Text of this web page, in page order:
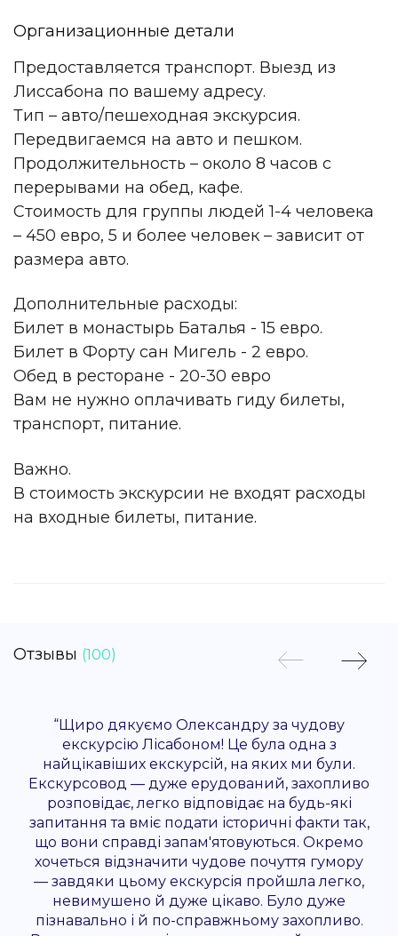
Организационные детали
Предоставляется транспорт. Выезд из
Лиссабона по вашему адресу.
Тип – авто/пешеходная экскурсия.
Передвигаемся на авто и пешком.
Продолжительность – около 8 часов с
перерывами на обед, кафе.
Стоимость для группы людей 1-4 человека
– 450 евро, 5 и более человек – зависит от
размера авто.
Дополнительные расходы:
Билет в монастырь Баталья - 15 евро.
Билет в Форту сан Мигель - 2 евро.
Обед в ресторане - 20-30 евро
Вам не нужно оплачивать гиду билеты,
транспорт, питание.
Важно.
В стоимость экскурсии не входят расходы
на входные билеты, питание.
Отзывы (100)
“Щиро дякуємо Олександру за чудову
екскурсію Лісабоном! Це була одна з
найцікавіших екскурсій, на яких ми були.
Екскурсовод — дуже ерудований, захопливо
розповідає, легко відповідає на будь-які
запитання та вміє подати історичні факти так,
що вони справді запам'ятовуються. Окремо
хочеться відзначити чудове почуття гумору
— завдяки цьому екскурсія пройшла легко,
невимушено й дуже цікаво. Було дуже
пізнавально і й по-справжньому захопливо.